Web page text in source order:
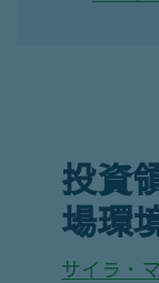
投資
場環
サイラ・